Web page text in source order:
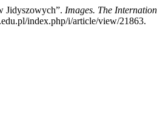
Jidyszowych”. Images. The
index.php/i/article/view/21863.